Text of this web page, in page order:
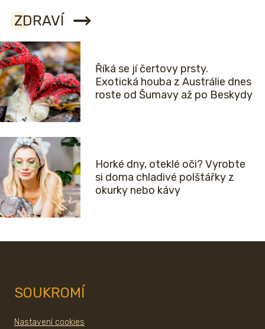
ZDRAVÍ
Říká se jí čertovy prsty.
Exotická houba z Austrálie dnes
roste od Šumavy až po Beskydy
Horké dny, oteklé oči? Vyrobte
si doma chladivé polštářky z
okurky nebo kávy
SOUKROMÍ
Nastavení cookies